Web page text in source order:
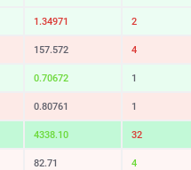
1.34972 3
157.572 5
0.70672 1
0.80761 1
4338.10 32
82.71 4